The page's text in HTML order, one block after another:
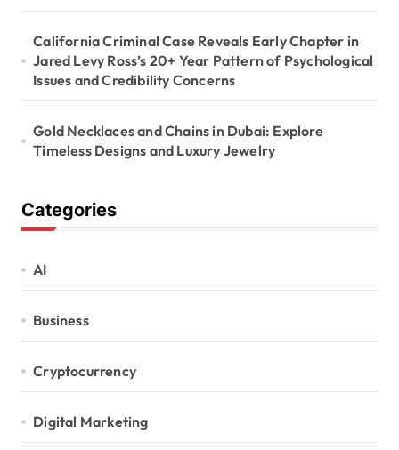
California Criminal Case Reveals Early Chapter in
Jared Levy Ross’s 20+ Year Pattern of Psychological
Issues and Credibility Concerns
Gold Necklaces and Chains in Dubai: Explore
Timeless Designs and Luxury Jewelry
Categories
AI
Business
Cryptocurrency
Digital Marketing